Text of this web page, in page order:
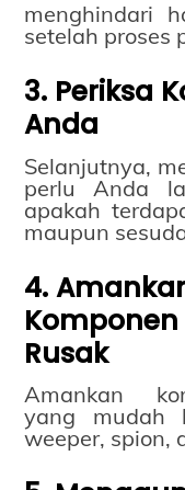
menghindari
setelah proses
3. Periksa
Anda
Selanjutnya,
perlu Anda
apakah
maupun
4.
Rusak
Amankan
yang mudah
weeper, spion,